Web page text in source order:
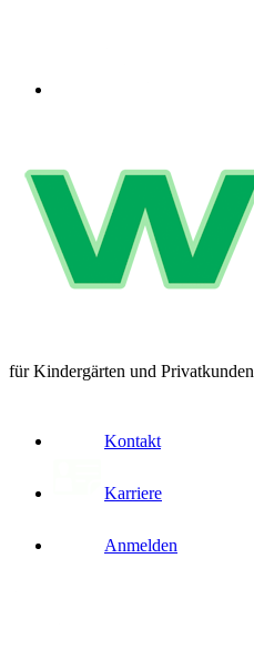
für Kindergärten und Privatkunden
Kontakt
Karriere
Anmelden